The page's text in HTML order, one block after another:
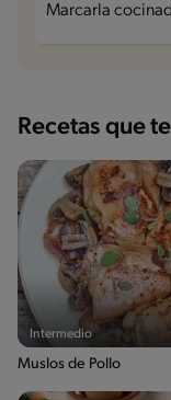
Marcarla
Recetas que
Intermedio
Muslos de Pollo